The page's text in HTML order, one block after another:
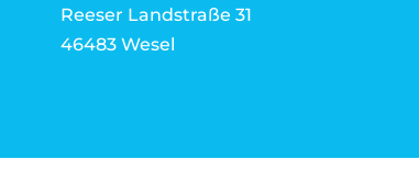
Reeser Landstraße 31
46483 Wesel